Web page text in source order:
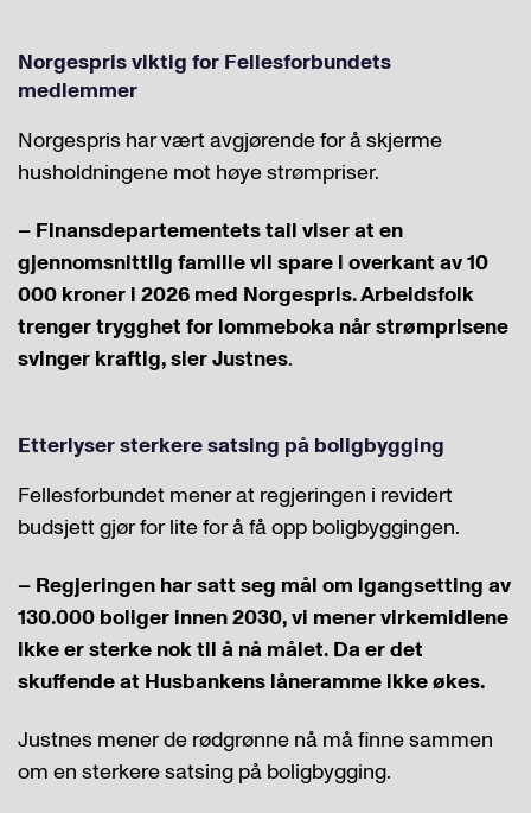
Norgespris viktig for Fellesforbundets
medlemmer
Norgespris har vært avgjørende for å skjerme
husholdningene mot høye strømpriser.
– Finansdepartementets tall viser at en
gjennomsnittlig familie vil spare i overkant av 10
000 kroner i 2026 med Norgespris. Arbeidsfolk
trenger trygghet for lommeboka når strømprisene
svinger kraftig, sier Justnes.
Etterlyser sterkere satsing på boligbygging
Fellesforbundet mener at regjeringen i revidert
budsjett gjør for lite for å få opp boligbyggingen.
– Regjeringen har satt seg mål om igangsetting av
130.000 boliger innen 2030, vi mener virkemidlene
ikke er sterke nok til å nå målet. Da er det
skuffende at Husbankens låneramme ikke økes.
Justnes mener de rødgrønne nå må finne sammen
om en sterkere satsing på boligbygging.